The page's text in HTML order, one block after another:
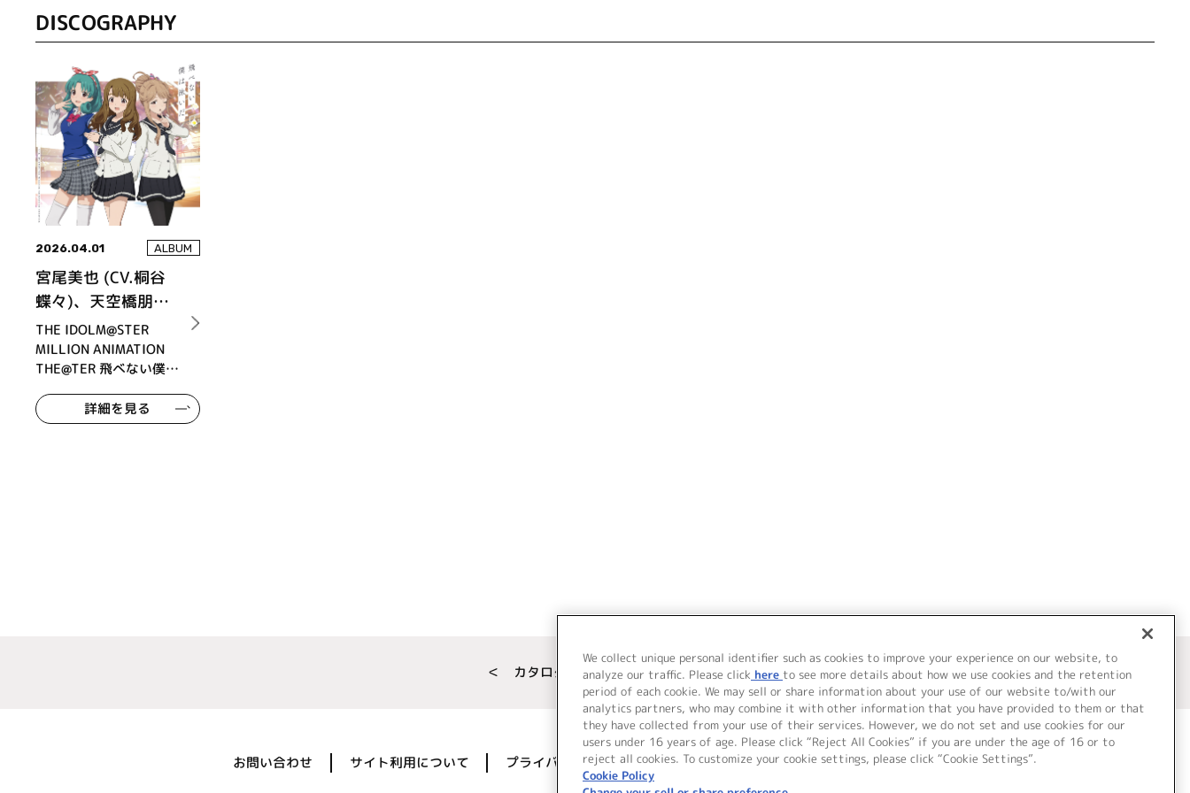
DISCOGRAPHY
2026.04.01 ALBUM
宮尾美也 (CV.桐谷
蝶々)、天空橋朋花
(CV.小岩井ことり)、
徳川まつり (CV.諏訪
彩花)
THE IDOLM@STER
MILLION ANIMATION
THE@TER 飛べない僕は
詳細を見る
＜ カタログサイト トップページへ
お問い合わせ サイト利用について プライバシーポリシー 著作権／肖像権について Cookie Settings
We collect unique personal identifier such as cookies to improve your experience on our website, to
analyze our traffic. Please click here to see more details about how we use cookies and the retention
period of each cookie. We may sell or share information about your use of our website to/with our
analytics partners, who may combine it with other information that you have provided to them or that
they have collected from your use of their services. However, we do not set and use cookies for our
users under 16 years of age. Please click “Reject All Cookies” if you are under the age of 16 or to
reject all cookies. To customize your cookie settings, please click “Cookie Settings”.
Cookie Policy